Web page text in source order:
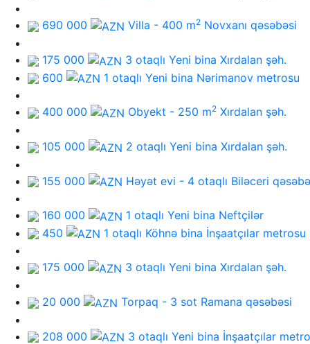
690 000 Villa - 400 m2 Novxanı qəsəbəsi
175 000 3 otaqlı Yeni bina Xırdalan şəh.
600
1 otaqlı Yeni bina Nərimanov metrosu
400 000 Obyekt - 250 m2 Xırdalan şəh.
105 000 2 otaqlı Yeni bina Xırdalan şəh.
155 000 Həyət evi - 4 otaqlı Biləceri
160 000 1 otaqlı Yeni bina Neftçilər
450
1 otaqlı Köhnə bina İnşaatçılar metrosu
175 000 3 otaqlı Yeni bina Xırdalan şəh.
20 000 Torpaq - 3 sot Ramana qəsəbəsi
208 000 3 otaqlı Yeni bina İnşaatçılar